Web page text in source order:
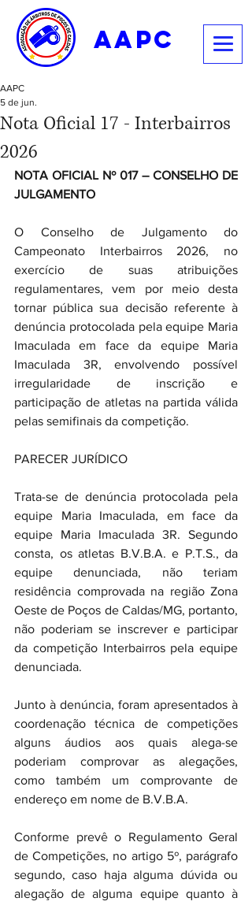
aapc
Nota Oficial 17 - Interbairros
2026
AAPC
5 de jun.
NOTA OFICIAL Nº 017 – CONSELHO DE
JULGAMENTO
O Conselho de Julgamento do
Campeonato Interbairros 2026, no
exercício de suas atribuições
regulamentares, vem por meio desta
tornar pública sua decisão referente à
denúncia protocolada pela equipe Maria
Imaculada em face da equipe Maria
Imaculada 3R, envolvendo possível
irregularidade de inscrição e
participação de atletas na partida válida
pelas semifinais da competição.
PARECER JURÍDICO
Trata-se de denúncia protocolada pela
equipe Maria Imaculada, em face da
equipe Maria Imaculada 3R. Segundo
consta, os atletas B.V.B.A. e P.T.S., da
equipe denunciada, não teriam
residência comprovada na região Zona
Oeste de Poços de Caldas/MG, portanto,
não poderiam se inscrever e participar
da competição Interbairros pela equipe
denunciada.
Junto à denúncia, foram apresentados à
coordenação técnica de competições
alguns áudios aos quais alega-se
poderiam comprovar as alegações,
como também um comprovante de
endereço em nome de B.V.B.A.
Conforme prevê o Regulamento Geral
de Competições, no artigo 5º, parágrafo
segundo, caso haja alguma dúvida ou
alegação de alguma equipe quanto à